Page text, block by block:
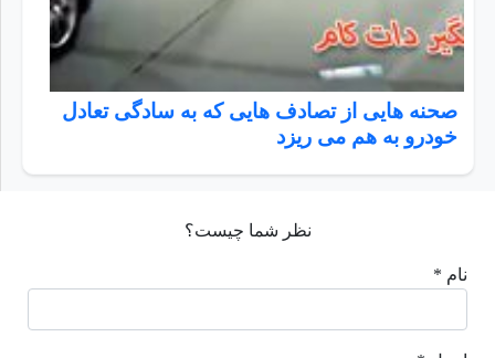
صحنه هایی از تصادف هایی که به سادگی تعادل
خودرو به هم می ریزد
نظر شما چیست؟
نام *